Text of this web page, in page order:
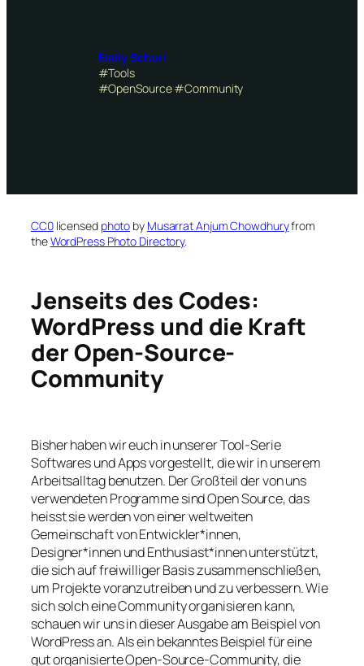
Emily Schuri
#Tools
#OpenSource #Community
CC0licensed photo by Musarrat Anjum Chowdhuryfrom
theWordPress Photo Directory.
Jenseits des Codes:
WordPress und die Kraft
der Open-Source-
Community
Bisher haben wir euch in unserer Tool-Serie
Softwares und Apps vorgestellt, die wir in unserem
Arbeitsalltag benutzen. Der Großteil der von uns
verwendeten Programme sind Open Source, das
heisst sie werden von einer weltweiten
Gemeinschaft von Entwickler*innen,
Designer*innen und Enthusiast*innen unterstützt,
die sich auf freiwilliger Basis zusammenschließen,
um Projekte voranzutreiben und zu verbessern. Wie
sich solch eine Community organisieren kann,
schauen wir uns in dieser Ausgabe am Beispiel von
WordPress an. Als ein bekanntes Beispiel für eine
gut organisierte Open-Source-Community, die